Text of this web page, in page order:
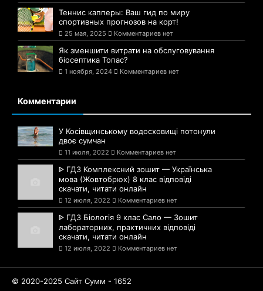
Теннис капперы: Ваш гид по миру
спортивных прогнозов на корт!
25 мая, 2025 Комментариев нет
Як зменшити витрати на обслуговування
біосептика Топас?
1 ноября, 2024 Комментариев нет
Комментарии
У Косівщинському водосховищі потонули
двоє сумчан
11 июля, 2022 Комментариев нет
ᐈ ГДЗ Комплексний зошит — Українська
мова (Жовтобрюх) 8 клас відповіді
скачати, читати онлайн
12 июля, 2022 Комментариев нет
ᐈ ГДЗ Біологія 9 клас Сало — Зошит
лабораторних, практичних відповіді
скачати, читати онлайн
12 июля, 2022 Комментариев нет
© 2020-2025 Сайт Сумм - 1652